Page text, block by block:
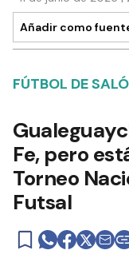
Añadir como
FÚTBOL DE
Fe, pero
Torneo
Futsal